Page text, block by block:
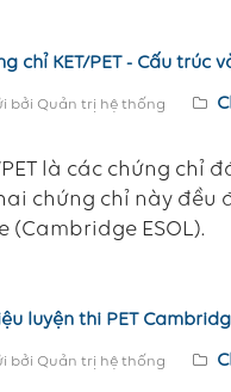
chỉ KET/PET - Cấu
bởi Quản trị hệ thống
PET là các chứng
chứng chỉ này
(Cambridge ESOL).
luyện thi PET
bởi Quản trị hệ thống